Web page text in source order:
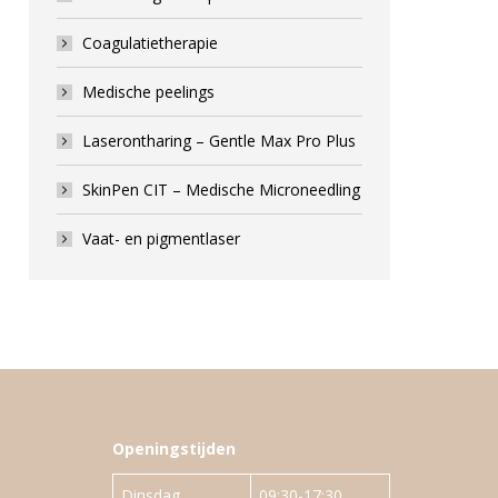
Coagulatietherapie
Medische peelings
Laserontharing – Gentle Max Pro Plus
SkinPen CIT – Medische Microneedling
Vaat- en pigmentlaser
Openingstijden